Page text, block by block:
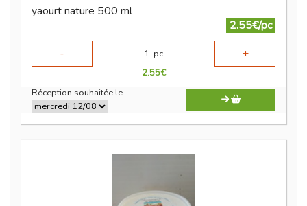
yaourt nature 500 ml
2.55€/pc
-
1 pc +
2.55€
Réception souhaitée le